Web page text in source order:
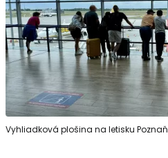
Vyhliadková plošina na letisku Poznaň